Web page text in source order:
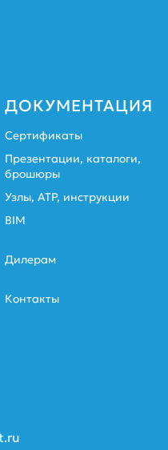
ДОКУМЕНТАЦИЯ
Сертификаты
Презентации, каталоги,
брошюры
Узлы, АТР, инструкции
BIM
Дилерам
Контакты